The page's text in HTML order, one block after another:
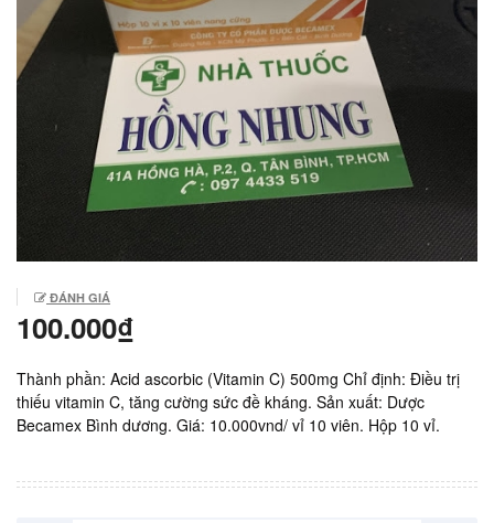
ĐÁNH GIÁ
100.000₫
Thành phần: Acid ascorbic (Vitamin C) 500mg Chỉ định: Điều trị
thiếu vitamin C, tăng cường sức đề kháng. Sản xuất: Dược
Becamex Bình dương. Giá: 10.000vnd/ vỉ 10 viên. Hộp 10 vỉ.